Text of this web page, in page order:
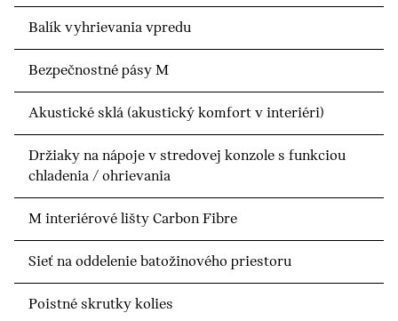
Balík vyhrievania vpredu
Bezpečnostné pásy M
Akustické sklá (akustický komfort v interiéri)
Držiaky na nápoje v stredovej konzole s funkciou
chladenia / ohrievania
M interiérové lišty Carbon Fibre
Sieť na oddelenie batožinového priestoru
Poistné skrutky kolies